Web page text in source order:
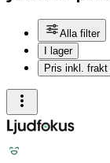
Alla filter
I lager
Pris inkl. frakt